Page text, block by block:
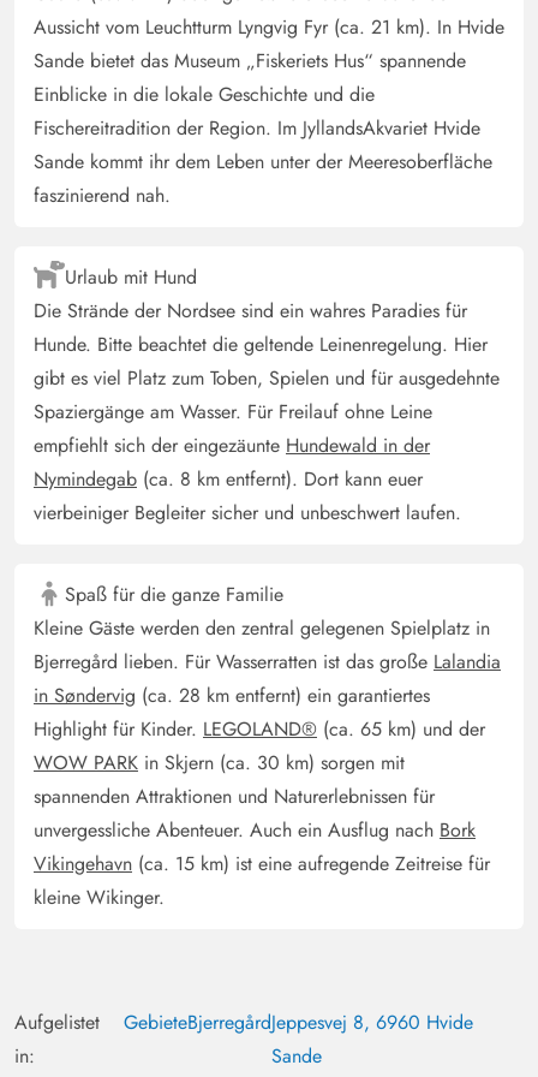
Deutschland
Es war alles sehr schön. Badezimmer/Dusche etwas
veraltet aber okay. Die Küche ist sehr modern, man hat
alles was man braucht. Ausreichend Geschirr und
Besteck. Sauna sehr gut (wird heiß). Fön vorhanden. Wir
haben uns sehr wohl gefühlt und kommen bestimmt
Martina Stenger
Deutschland
4.5 von 5
4.5 von 5
4.5 out of 5
02/12/2024
Das Haus hat eine fantastische Sicht auf den Fjord.Der
Sternenhimmel ist gigantisch und die Schwäne haben
das mit ihrem Gesang untermalt. Das Haus hat eine gute
Raumaufteilung, ist mit ausreichend Geschirr
ausgestattet. Wir haben in den Betten gut geschlafen.
Dieses Haus würden wir Jederzeit wieder buchen.
Andrea Baumgart
Deutschland
5 von 5
5 von 5
5 out of 5
27/10/2024
Ein sehr gemütliches und komfortables Ferienhaus in
traumhafter Lage . Wer die Ruhe und die Natur liebt,
kann hier absolute Entspannung finden. Mit Blick auf den
Fjord und der tollen überdachten Terasse steht einem
erholsamen Urlaub nichts im Wege . Das Haus bietet
alles was man benötigt und ist liebevoll eingerichtet. Wir
haben dieses Haus jetzt zweimal hinterlassen gebucht
und würden es sofort wieder tun .
Deutschland
Das Ferienhaus schon zum 2.ten mal gebucht...die
Aussicht vom Leuchtturm Lyngvig Fyr (ca. 21 km). In Hvide
Sande bietet das Museum „Fiskeriets Hus“ spannende
Einblicke in die lokale Geschichte und die
Fischereitradition der Region. Im JyllandsAkvariet Hvide
Sande kommt ihr dem Leben unter der Meeresoberfläche
faszinierend nah.
Urlaub mit Hund
Die Strände der Nordsee sind ein wahres Paradies für
Hunde. Bitte beachtet die geltende Leinenregelung. Hier
gibt es viel Platz zum Toben, Spielen und für ausgedehnte
Spaziergänge am Wasser. Für Freilauf ohne Leine
empfiehlt sich der eingezäunte Hundewald in der
Nymindegab (ca. 8 km entfernt). Dort kann euer
vierbeiniger Begleiter sicher und unbeschwert laufen.
Spaß für die ganze Familie
Kleine Gäste werden den zentral gelegenen Spielplatz in
Bjerregård lieben. Für Wasserratten ist das große Lalandia
in Søndervig (ca. 28 km entfernt) ein garantiertes
Highlight für Kinder. LEGOLAND® (ca. 65 km) und der
WOW PARK in Skjern (ca. 30 km) sorgen mit
spannenden Attraktionen und Naturerlebnissen für
unvergessliche Abenteuer. Auch ein Ausflug nach Bork
Vikingehavn (ca. 15 km) ist eine aufregende Zeitreise für
kleine Wikinger.
Aufgelistet
in:
GebieteBjerregårdJeppesvej 8, 6960 Hvide
Sande